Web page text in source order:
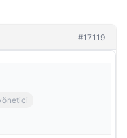
#17119